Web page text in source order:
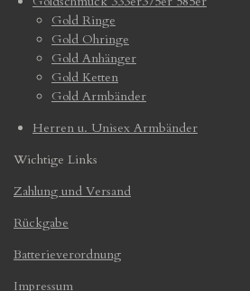
Gold Ringe
Gold Ohringe
Gold Anhänger
Gold Ketten
Gold Armbänder
Herren u. Unisex Armbänder
Wichtige Links
Zahlung und Versand
Rückgabe
Batterieverordnung
Impressum